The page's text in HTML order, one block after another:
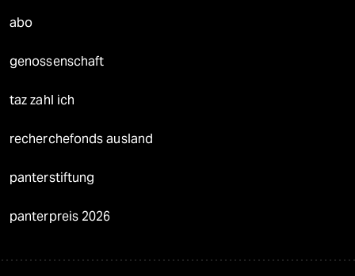
abo
genossenschaft
taz zahl ich
recherchefonds ausland
panterstiftung
panterpreis 2026